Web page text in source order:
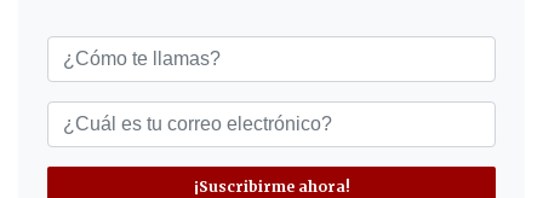
¡Suscribirme ahora!